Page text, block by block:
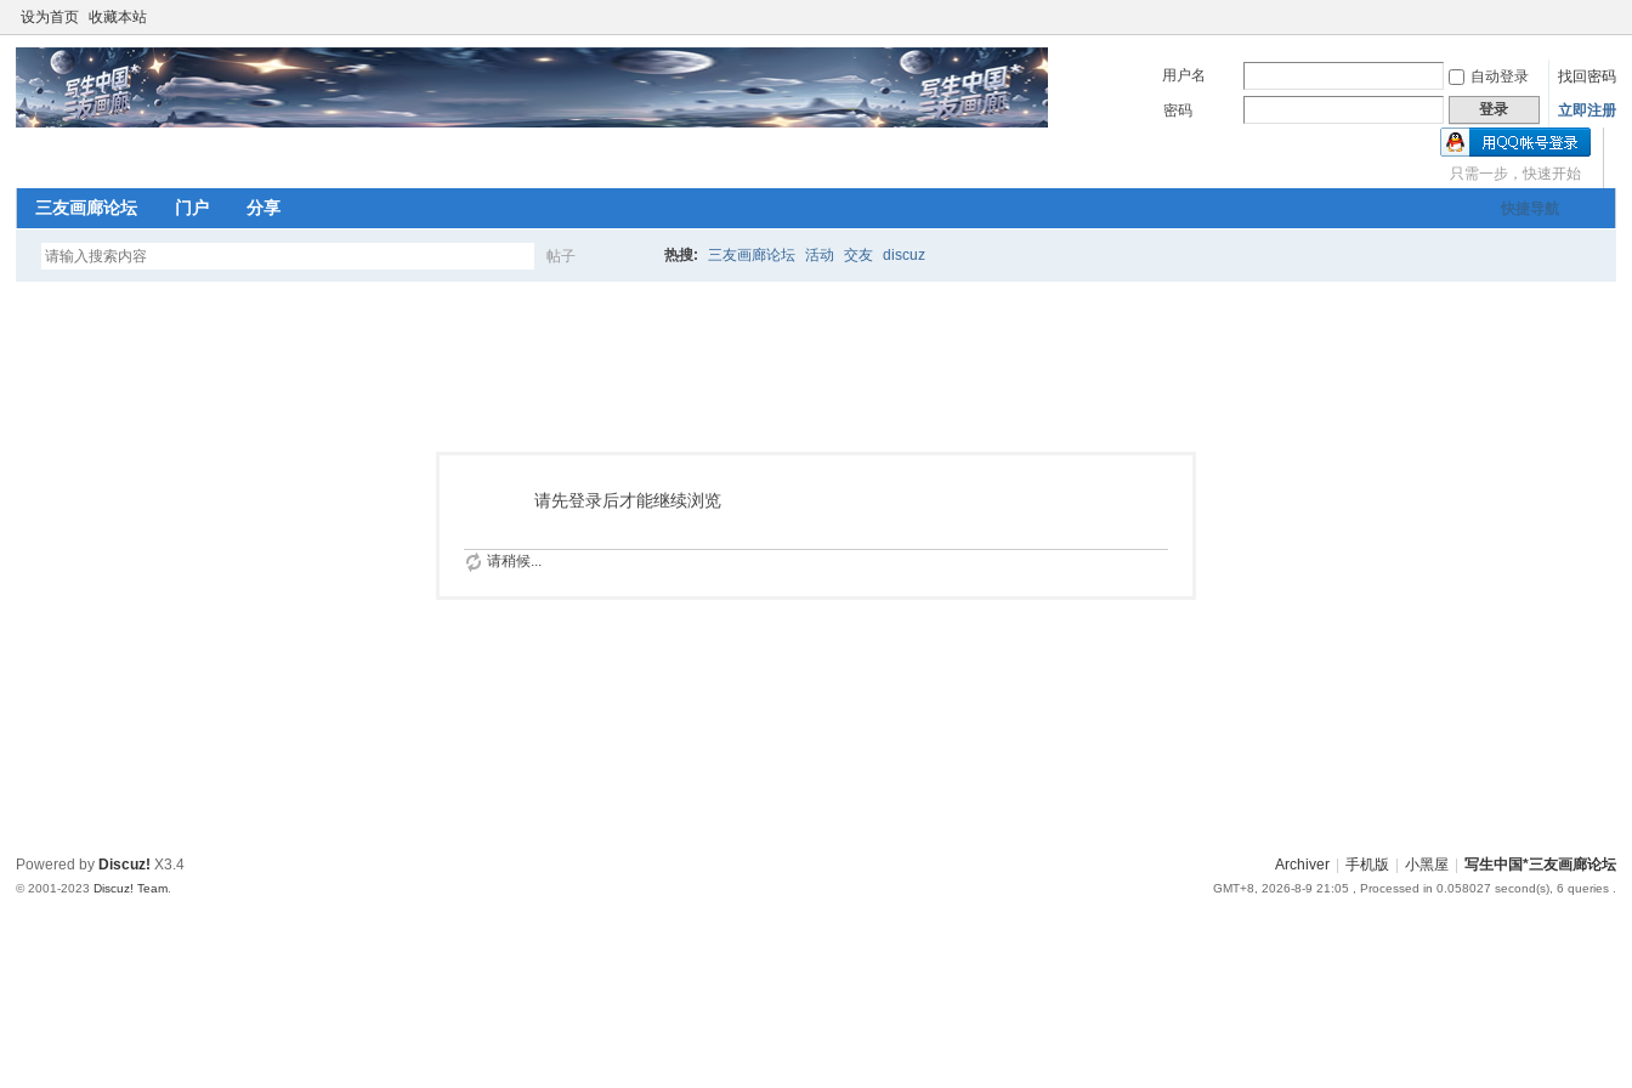
设为首页 收藏本站
用户名 自动登录
找回密码
密码
登录 立即注册
只需一步，快速开始
快捷导航
三友画廊论坛 门户 分享
帖子 热搜: 三友画廊论坛 活动 交友 discuz
望更多的人加入你我同行。www.xixi118.com
网络人士“创业行动”开始 拉！写生中国*三友画廊官方主办，希
望更多的人加入你我同行。www.xixi118.com
请先登录后才能继续浏览
请稍候...
Archiver 手机版 小黑屋 写生中国*三友画廊论坛
GMT+8, 2026-8-9 21:05 , Processed in 0.058027 second(s), 6 queries .
Powered by Discuz! X3.4
© 2001-2023Discuz! Team